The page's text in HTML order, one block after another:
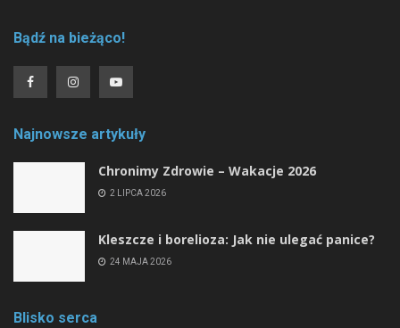
Bądź na bieżąco!
Najnowsze artykuły
Chronimy Zdrowie ­– Wakacje 2026
2 LIPCA 2026
Kleszcze i borelioza: Jak nie ulegać panice?
24 MAJA 2026
Blisko serca